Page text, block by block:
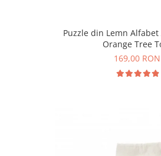
Puzzle din Lemn Alfabet
Orange Tree
169,00 RON